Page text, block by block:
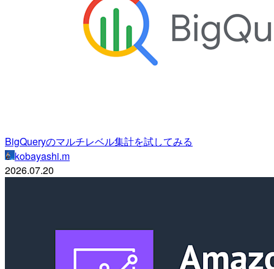
BigQueryのマルチレベル集計を試してみる
kobayashi.m
2026.07.20